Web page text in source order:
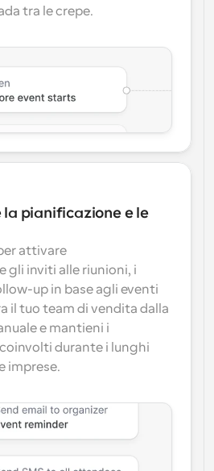
tra le crepe.
pianificazione e le
attivare
gli inviti alle riunioni, i
up in base agli eventi
il tuo team di vendita dalla
e mantieni i
durante i lunghi
imprese.